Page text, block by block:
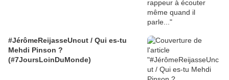
#JérômeReijasseUncut / Qui es-tu
Mehdi Pinson ?
(#7JoursLoinDuMonde)